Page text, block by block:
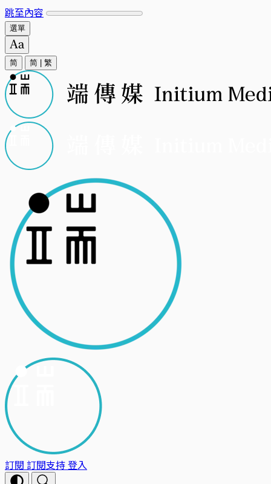
跳至內容
選單
简 简 繁
訂閱 訂閱支持登入